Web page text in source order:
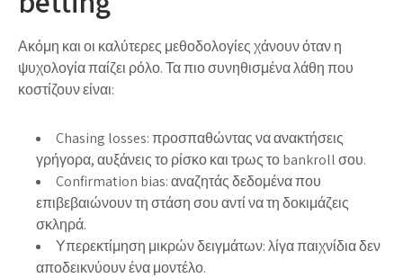
Ακόμη και οι καλύτερες μεθοδολογίες χάνουν όταν η
ψυχολογία παίζει ρόλο. Τα πιο συνηθισμένα λάθη που
κοστίζουν είναι:
Chasing losses: προσπαθώντας να ανακτήσεις
γρήγορα, αυξάνεις το ρίσκο και τρως το bankroll σου.
Confirmation bias: αναζητάς δεδομένα που
επιβεβαιώνουν τη στάση σου αντί να τη δοκιμάζεις
σκληρά.
Υπερεκτίμηση μικρών δειγμάτων: λίγα παιχνίδια δεν
αποδεικνύουν ένα μοντέλο.